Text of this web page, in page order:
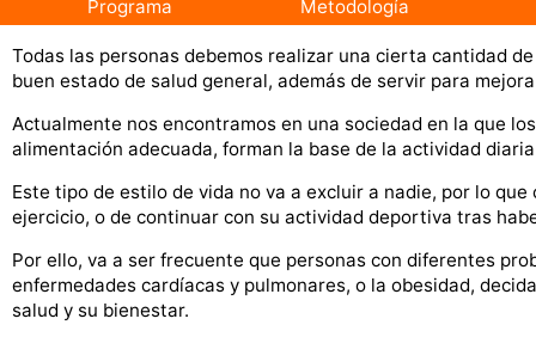
Programa Metodología
Todas las personas debemos realizar una cierta cantidad
buen estado de salud general, además de servir para
Actualmente nos encontramos en una sociedad en la que
alimentación adecuada, forman la base de la actividad
Este tipo de estilo de vida no va a excluir a nadie, por lo
ejercicio, o de continuar con su actividad deportiva tras
Por ello, va a ser frecuente que personas con diferentes
enfermedades cardíacas y pulmonares, o la obesidad,
salud y su bienestar.